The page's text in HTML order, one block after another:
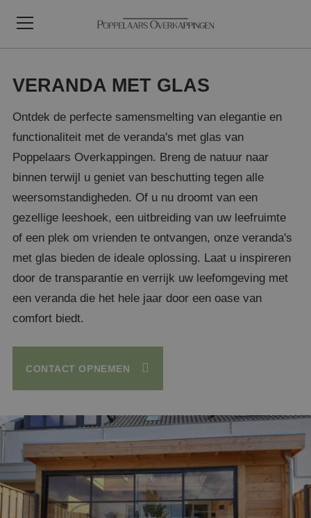
VERANDA MET GLAS
Ontdek de perfecte samensmelting van elegantie en
functionaliteit met de veranda's met glas van
Poppelaars Overkappingen. Breng de natuur naar
binnen terwijl u geniet van beschutting tegen alle
weersomstandigheden. Of u nu droomt van een
gezellige leeshoek, een uitbreiding van uw leefruimte
of een plek om vrienden te ontvangen, onze veranda's
met glas bieden de ideale oplossing. Laat u inspireren
door de transparantie en verrijk uw leefomgeving met
een veranda die het hele jaar door een oase van
comfort biedt.
CONTACT OPNEMEN